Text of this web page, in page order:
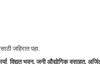
जहिरात पहा.
.विद्युत भवन, जुनी औद्योगिक वसाहत,